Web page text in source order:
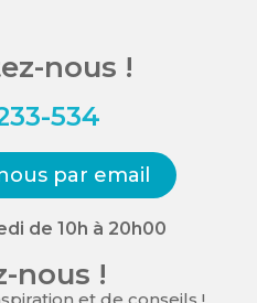
nous !
534
par email
de 10h à 20h00
nous !